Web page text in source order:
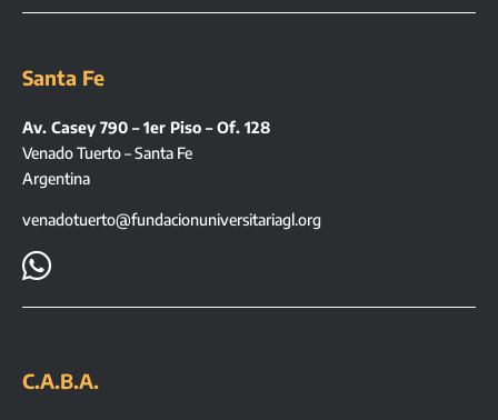
Santa Fe
Av. Casey 790 – 1er Piso – Of. 128
Venado Tuerto – Santa Fe
Argentina
venadotuerto@fundacionuniversitariagl.org

C.A.B.A.